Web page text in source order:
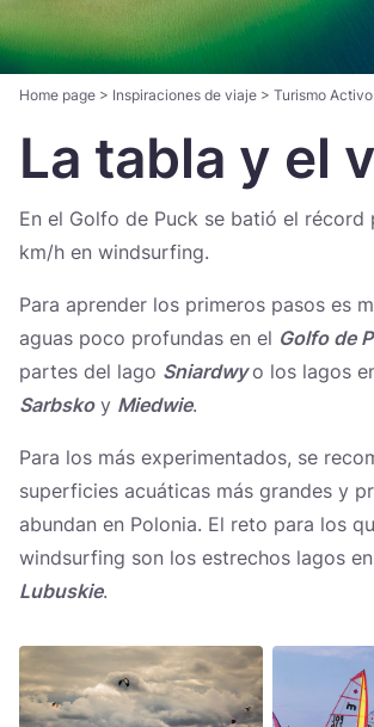
Nederlands
Português Norsk
Suomi Svenska
Україна
Zamknij
Home page > Inspiraciones de viaje > Turismo Activo
La tabla y el
En el Golfo de Puck se batió el récord
km/h en windsurfing.
Para aprender los primeros pasos es
aguas poco profundas en el Golfo de
partes del lago Sniardwyo los lagos
Sarbskoy Miedwie.
Para los más experimentados, se
superficies acuáticas más grandes y
abundan en Polonia. El reto para los
windsurfing son los estrechos lagos en
Lubuskie.